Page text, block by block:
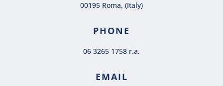
00195 Roma, (Italy)
PHONE
06 3265 1758 r.a.
EMAIL